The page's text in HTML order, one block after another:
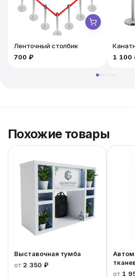
полностью готовое к работе
Ленточный столбик
700 ₽
1 100
Похожие товары
Выставочная тумба
от 2 350 ₽
с
от 1